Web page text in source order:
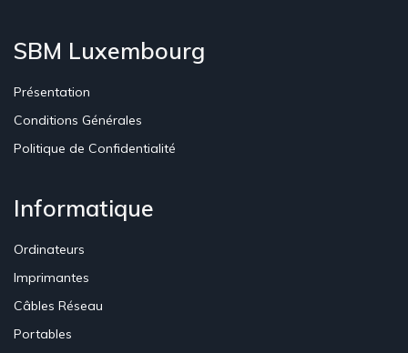
SBM Luxembourg
Présentation
Conditions Générales
Politique de Confidentialité
Informatique
Ordinateurs
Imprimantes
Câbles Réseau
Portables